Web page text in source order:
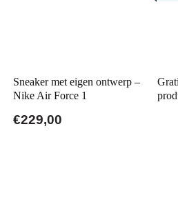
Sneaker met eigen ontwerp –
Nike Air Force 1
€229,00